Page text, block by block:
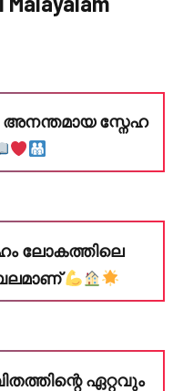
സ്നേഹ
ലോകത്തിലെ
ഏറ്റവും